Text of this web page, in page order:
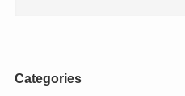
Categories